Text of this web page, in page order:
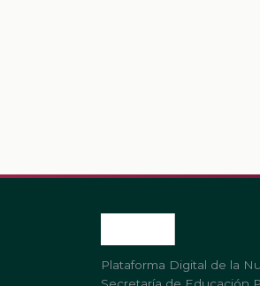
Plataforma Digital de la